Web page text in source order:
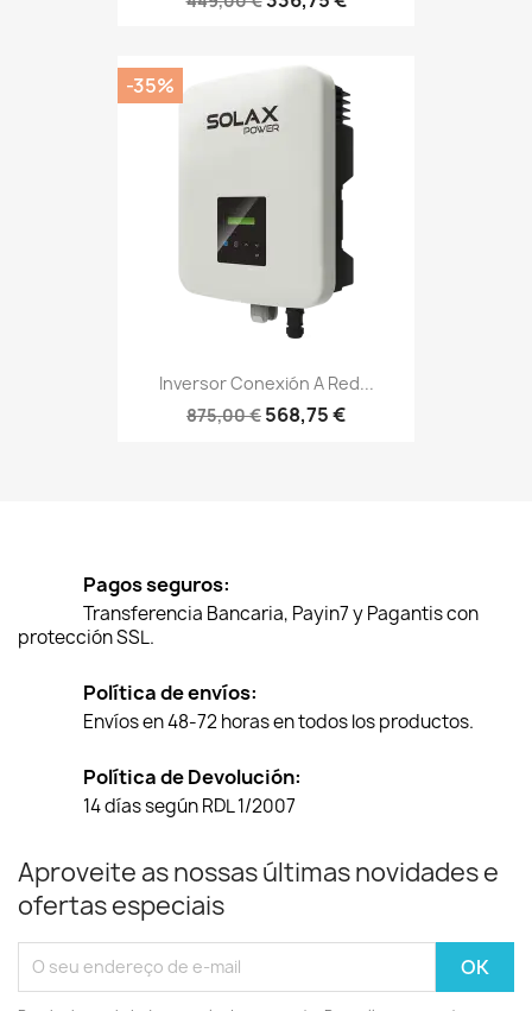
Inversor Conexión A Red...
875,00 € 568,75 €
-35%
Pagos seguros:
Transferencia Bancaria, Payin7 y Pagantis con
protección SSL.
Política de envíos:
Envíos en 48-72 horas en todos los productos.
Política de Devolución:
14 días según RDL 1/2007
Aproveite as nossas últimas novidades e
ofertas especiais